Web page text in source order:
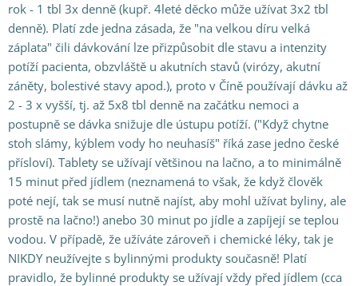
rok - 1 tbl 3x denně (kupř. 4leté děcko může užívat 3x2 tbl
denně). Platí zde jedna zásada, že "na velkou díru velká
záplata" čili dávkování lze přizpůsobit dle stavu a intenzity
potíží pacienta, obzvláště u akutních stavů (virózy, akutní
záněty, bolestivé stavy apod.), proto v Číně používají dávku až
2 - 3 x vyšší, tj. až 5x8 tbl denně na začátku nemoci a
postupně se dávka snižuje dle ústupu potíží. ("Když chytne
stoh slámy, kýblem vody ho neuhasíš" říká zase jedno české
přísloví). Tablety se užívají většinou na lačno, a to minimálně
15 minut před jídlem (neznamená to však, že když člověk
poté nejí, tak se musí nutně najíst, aby mohl užívat byliny, ale
prostě na lačno!) anebo 30 minut po jídle a zapíjejí se teplou
vodou. V případě, že užíváte zároveň i chemické léky, tak je
NIKDY neužívejte s bylinnými produkty současně! Platí
pravidlo, že bylinné produkty se užívají vždy před jídlem (cca